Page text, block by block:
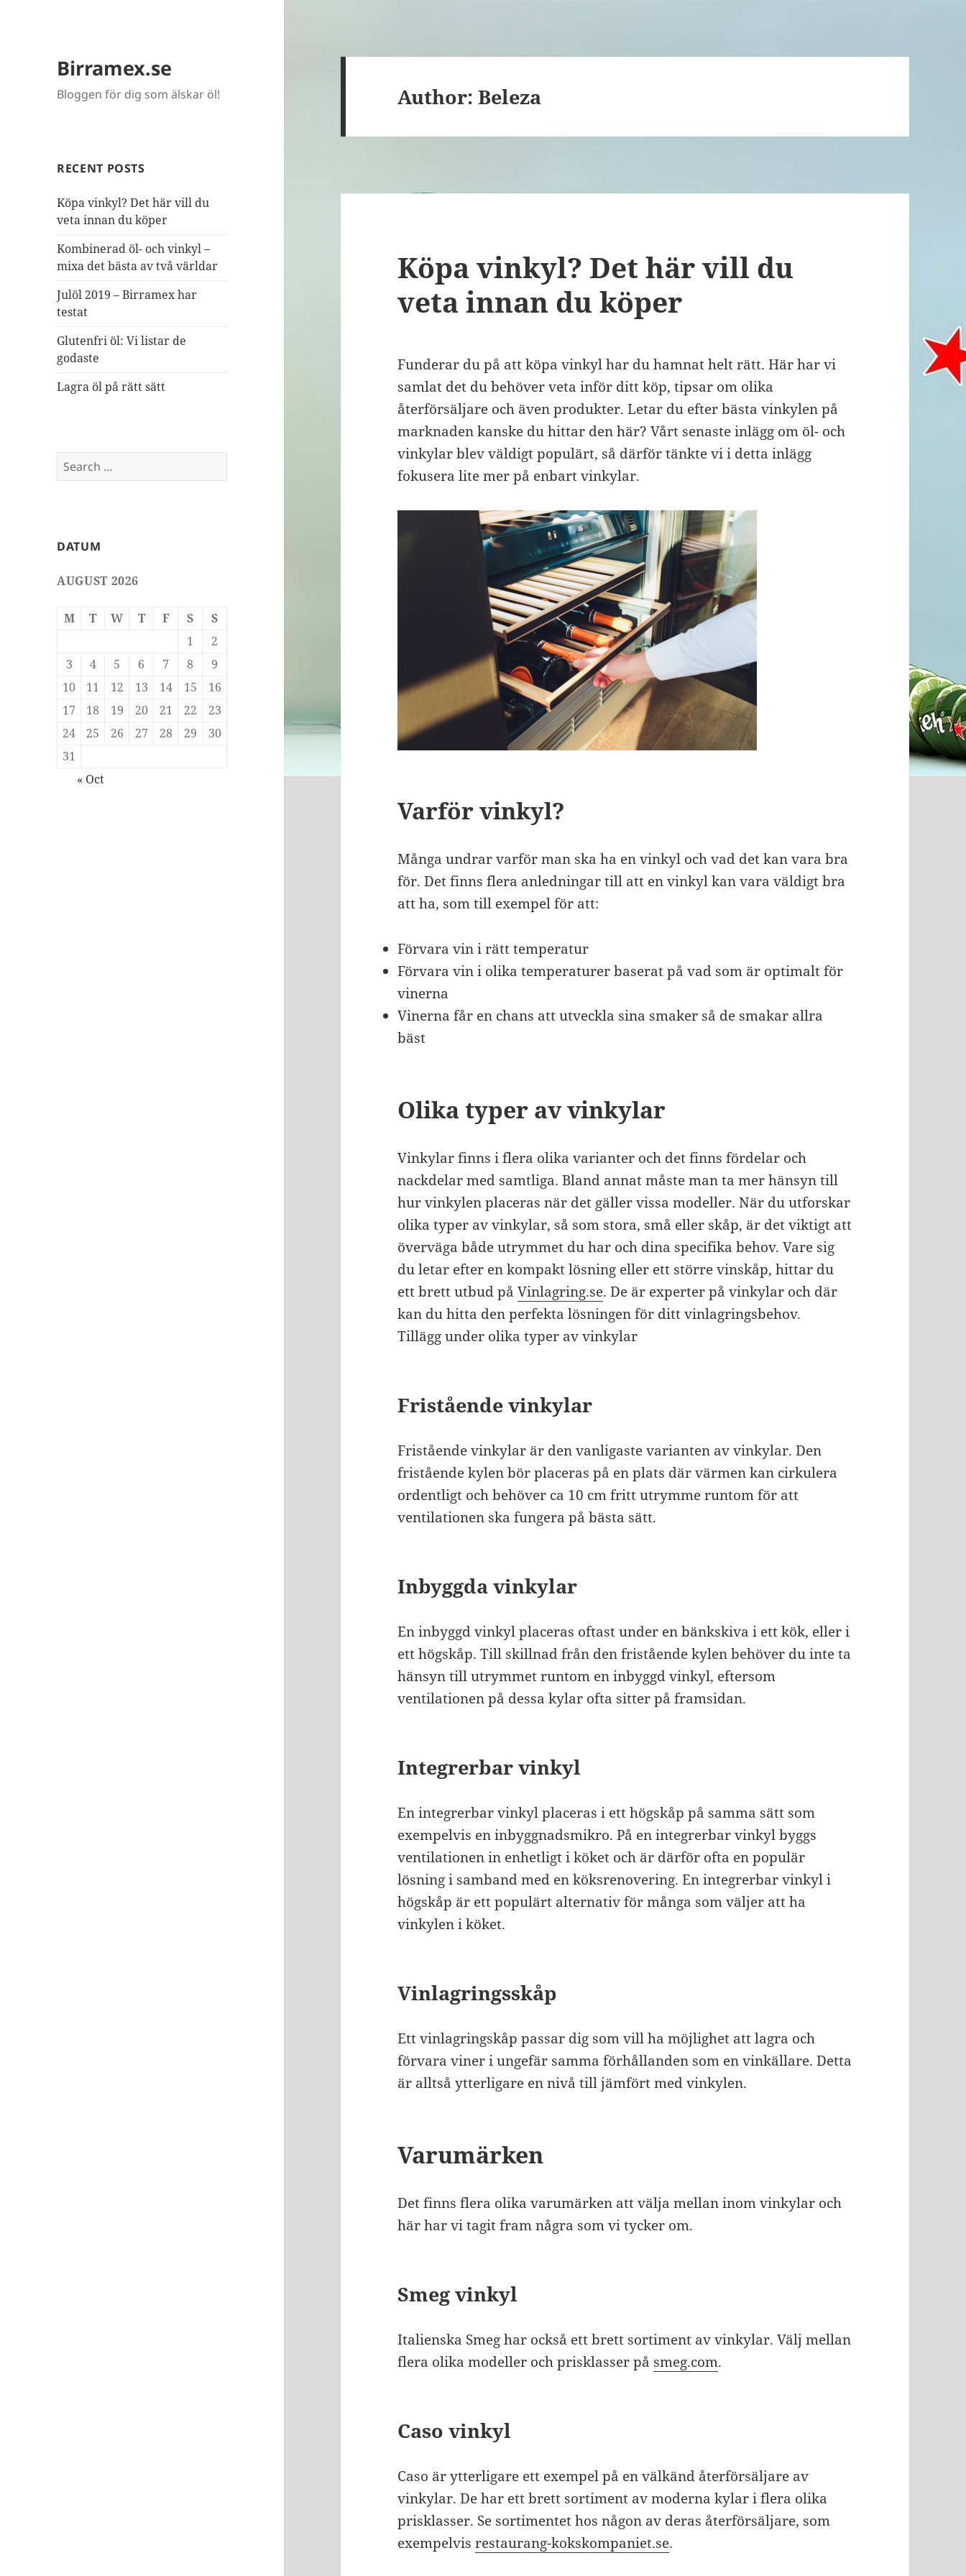
Birramex.se
Bloggen för dig som älskar öl!
RECENT POSTS
Köpa vinkyl? Det här vill du
veta innan du köper
Kombinerad öl- och vinkyl –
mixa det bästa av två världar
Julöl 2019 – Birramex har
testat
Glutenfri öl: Vi listar de
godaste
Lagra öl på rätt sätt
Search
for:
DATUM
AUGUST 2026
M T W T F S
S
1
2
3
4 5 6 7 8
9
10
11 12 13 14 15
16
17
18 19 20 21 22
23
24
25 26 27 28 29
30
31
« Oct
Author:Beleza
Köpa vinkyl? Det här vill du
veta innan du köper
Funderar du på att köpa vinkyl har du hamnat helt rätt. Här har vi
samlat det du behöver veta inför ditt köp, tipsar om olika
återförsäljare och även produkter. Letar du efter bästa vinkylen på
marknaden kanske du hittar den här? Vårt senaste inlägg om öl- och
vinkylar blev väldigt populärt, så därför tänkte vi i detta inlägg
fokusera lite mer på enbart vinkylar.
Varför vinkyl?
Många undrar varför man ska ha en vinkyl och vad det kan vara bra
för. Det finns flera anledningar till att en vinkyl kan vara väldigt bra
att ha, som till exempel för att:
Förvara vin i rätt temperatur
Förvara vin i olika temperaturer baserat på vad som är optimalt för
vinerna
Vinerna får en chans att utveckla sina smaker så de smakar allra
bäst
Olika typer av vinkylar
Vinkylar finns i flera olika varianter och det finns fördelar och
nackdelar med samtliga. Bland annat måste man ta mer hänsyn till
hur vinkylen placeras när det gäller vissa modeller. När du utforskar
olika typer av vinkylar, så som stora, små eller skåp, är det viktigt att
överväga både utrymmet du har och dina specifika behov. Vare sig
du letar efter en kompakt lösning eller ett större vinskåp, hittar du
ett brett utbud påVinlagring.se. De är experter på vinkylar och där
kan du hitta den perfekta lösningen för ditt vinlagringsbehov.
Tillägg under olika typer av vinkylar
Fristående vinkylar
Fristående vinkylar är den vanligaste varianten av vinkylar. Den
fristående kylen bör placeras på en plats där värmen kan cirkulera
ordentligt och behöver ca 10 cm fritt utrymme runtom för att
ventilationen ska fungera på bästa sätt.
Inbyggda vinkylar
En inbyggd vinkyl placeras oftast under en bänkskiva i ett kök, eller i
ett högskåp. Till skillnad från den fristående kylen behöver du inte ta
hänsyn till utrymmet runtom en inbyggd vinkyl, eftersom
ventilationen på dessa kylar ofta sitter på framsidan.
Integrerbar vinkyl
En integrerbar vinkyl placeras i ett högskåp på samma sätt som
exempelvis en inbyggnadsmikro. På en integrerbar vinkyl byggs
ventilationen in enhetligt i köket och är därför ofta en populär
lösning i samband med en köksrenovering. En integrerbar vinkyl i
högskåp är ett populärt alternativ för många som väljer att ha
vinkylen i köket.
Vinlagringsskåp
Ett vinlagringskåp passar dig som vill ha möjlighet att lagra och
förvara viner i ungefär samma förhållanden som en vinkällare. Detta
är alltså ytterligare en nivå till jämfört med vinkylen.
Varumärken
Det finns flera olika varumärken att välja mellan inom vinkylar och
här har vi tagit fram några som vi tycker om.
Smeg vinkyl
Italienska Smeg har också ett brett sortiment av vinkylar. Välj mellan
flera olika modeller och prisklasser på smeg.com.
Caso vinkyl
Caso är ytterligare ett exempel på en välkänd återförsäljare av
vinkylar. De har ett brett sortiment av moderna kylar i flera olika
prisklasser. Se sortimentet hos någon av deras återförsäljare, som
exempelvisrestaurang-kokskompaniet.se.